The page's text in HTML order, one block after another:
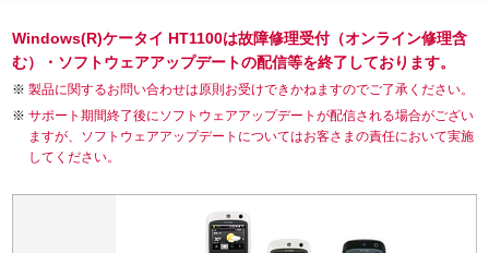
Windows(R)ケータイ HT1100は故障修理受付（オンライン修理含
む）・ソフトウェアアップデートの配信等を終了しております。
製品に関するお問い合わせは原則お受けできかねますのでご了承ください。
サポート期間終了後にソフトウェアアップデートが配信される場合がござい
ますが、ソフトウェアアップデートについてはお客さまの責任において実施
してください。